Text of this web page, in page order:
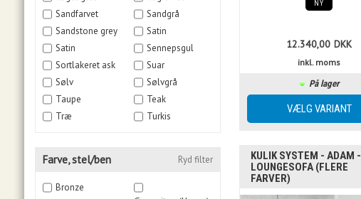
Sandfarvet
Sandgrå
Sandstone grey
Satin
Satin
Sennepsgul
Sortlakeret ask
Suar
Sølv
Sølvgrå
Taupe
Teak
Træ
Turkis
Farve, stel/ben Ryd filter
Bronze
NY
12.340,00 DKK
inkl. moms
På lager
KULIK SYSTEM - ADAM -
LOUNGESOFA (FLERE
FARVER)